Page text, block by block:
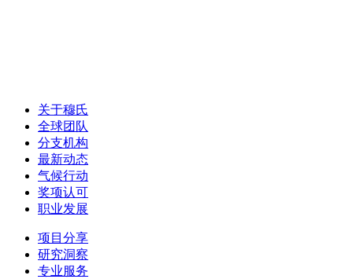
关于穆氏
全球团队
分支机构
最新动态
气候行动
奖项认可
职业发展
项目分享
研究洞察
专业服务